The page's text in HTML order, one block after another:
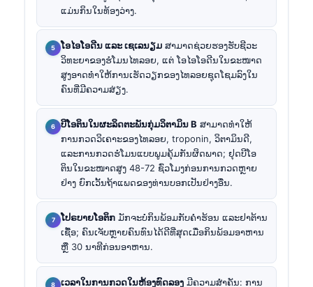
ແມ່ນກິນໃນທ້ອງວ່າງ.
ໂອໄອໂອດີນ ແລະ ເຊເລນຽມ ສາມາດຊ່ວຍຮອງຮັບຊີວະ
ວິທະຍາຂອງຮໍໂມນໄທລອຍ, ແຕ່ ໂອໄອໂອດີນໃນຂະໜາດ
ສູງອາດທຳໃຫ້ການເຮັດວຽກຂອງໄທລອຍຊຸດໂຊມລົງໃນ
ຄົນທີ່ມີຄວາມສ່ຽງ.
ບີໂອຕິນໃນຜະລິດຕະພັນກຸ່ມວິຕາມິນ B ສາມາດທຳໃຫ້
ການກວດວິເຄາະຂອງໄທລອຍ, troponin, ວິຕາມິນດີ,
ແລະການກວດຮໍໂມນແບບພູມຄຸ້ມກັນຜິດພາດ; ຢຸດບີໂອ
ຕິນໃນຂະໜາດສູງ 48-72 ຊົ່ວໂມງກ່ອນການກວດຫຼາຍ
ຢ່າງ ຍົກເວັ້ນຖ້າແພດຂອງທ່ານບອກເປັນຢ່າງອື່ນ.
ໂປຣບາຍໂອຕິກ ມັກຈະບໍ່ກິນພ້ອມກັບຄຳຮ້ອນ ແລະຢາຕ້ານ
ເຊື້ອ; ຄົນເຈັບຫຼາຍຄົນທົນໄດ້ດີທີ່ສຸດເມື່ອກິນພ້ອມອາຫານ
ຫຼື 30 ນາທີກ່ອນອາຫານ.
ເວລາໃນການກວດໃນຫ້ອງທົດລອງ ມີຄວາມສຳຄັນ: ການ